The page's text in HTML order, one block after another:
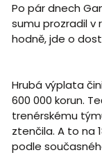
Po pár dnech
sumu prozradil v
hodně, jde o
Hrubá výplata
600 000 korun.
trenérskému
ztenčila. A to na
podle